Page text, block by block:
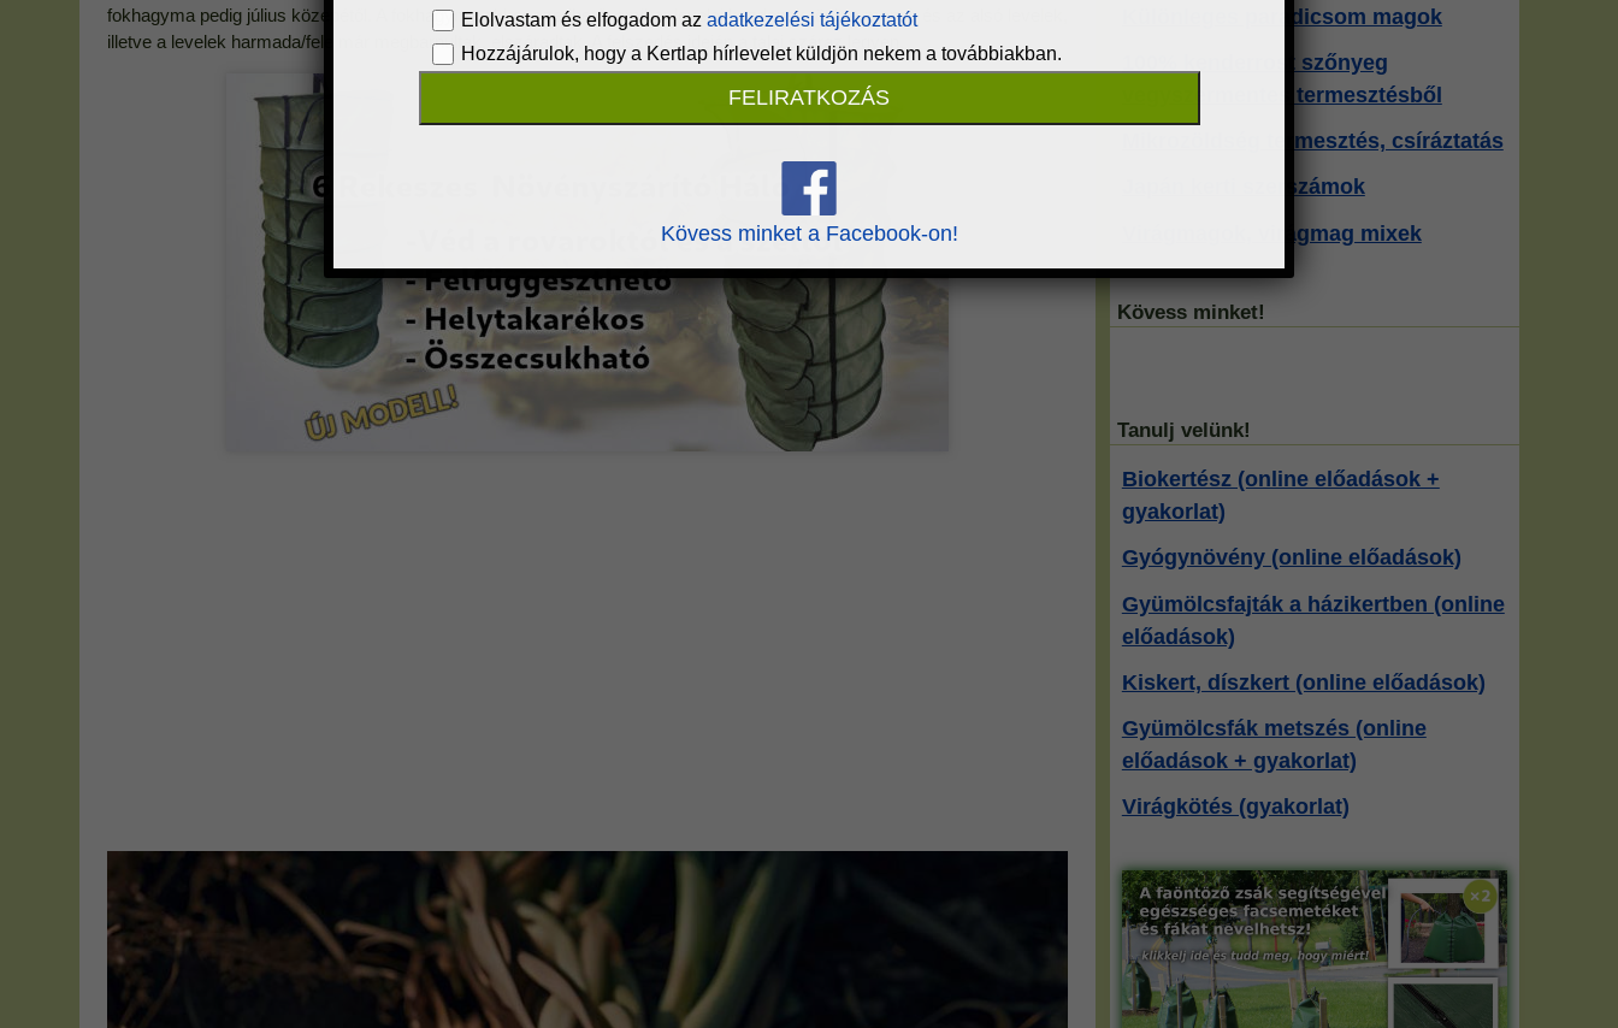
fokhagyma pedig július közepétől. A fokhagyma akkor szedhető, amikor levelei kezdenek tönkre menni, és az alsó levelek,
illetve a levelek harmada/fele már megbarnultak, elszáradtak. A felszedés idején a talaj száraz legyen.
Különleges paradicsom magok
100% kenderrost szőnyeg
vegyszermentes termesztésből
Mikrozöldség termesztés, csíráztatás
Japán kerti szerszámok
Virágmagok, virágmag mixek
Kövess minket!
Tanulj velünk!
Biokertész (online előadások +
gyakorlat)
Gyógynövény (online előadások)
Gyümölcsfajták a házikertben (online
előadások)
Kiskert, díszkert (online előadások)
Gyümölcsfák metszés (online
előadások + gyakorlat)
Virágkötés (gyakorlat)
Kövess minket a Facebook-on!